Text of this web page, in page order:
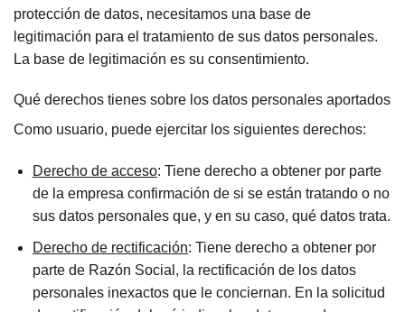
protección de datos, necesitamos una base de
legitimación para el tratamiento de sus datos personales.
La base de legitimación es su consentimiento.
Qué derechos tienes sobre los datos personales aportados
Como usuario, puede ejercitar los siguientes derechos:
Derecho de acceso: Tiene derecho a obtener por parte
de la empresa confirmación de si se están tratando o no
sus datos personales que, y en su caso, qué datos trata.
Derecho de rectificación: Tiene derecho a obtener por
parte de Razón Social, la rectificación de los datos
personales inexactos que le conciernan. En la solicitud